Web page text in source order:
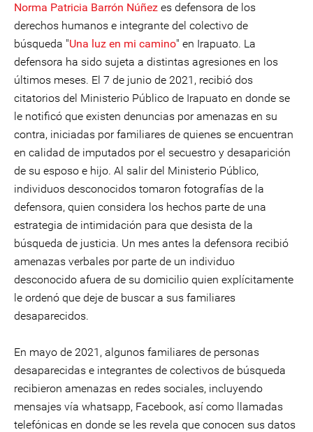
Norma Patricia Barrón Núñez es defensora de los
derechos humanos e integrante del colectivo de
búsqueda "Una luz en mi camino" en Irapuato. La
defensora ha sido sujeta a distintas agresiones en los
últimos meses. El 7 de junio de 2021, recibió dos
citatorios del Ministerio Público de Irapuato en donde se
le notificó que existen denuncias por amenazas en su
contra, iniciadas por familiares de quienes se encuentran
en calidad de imputados por el secuestro y desaparición
de su esposo e hijo. Al salir del Ministerio Público,
individuos desconocidos tomaron fotografías de la
defensora, quien considera los hechos parte de una
estrategia de intimidación para que desista de la
búsqueda de justicia. Un mes antes la defensora recibió
amenazas verbales por parte de un individuo
desconocido afuera de su domicilio quien explícitamente
le ordenó que deje de buscar a sus familiares
desaparecidos.
En mayo de 2021, algunos familiares de personas
desaparecidas e integrantes de colectivos de búsqueda
recibieron amenazas en redes sociales, incluyendo
mensajes vía whatsapp, Facebook, así como llamadas
telefónicas en donde se les revela que conocen sus datos